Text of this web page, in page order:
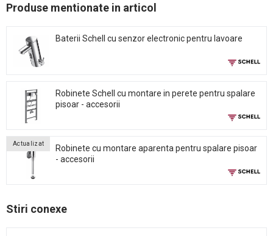
Produse mentionate in articol
Baterii Schell cu senzor electronic pentru lavoare
Robinete Schell cu montare in perete pentru spalare
pisoar - accesorii
Actualizat
Robinete cu montare aparenta pentru spalare pisoar
- accesorii
Stiri conexe